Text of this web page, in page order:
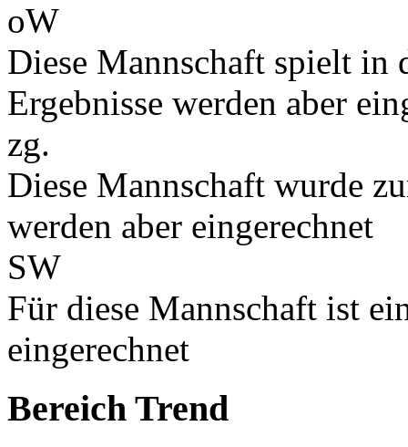
oW
Diese Mannschaft spielt in
Ergebnisse werden aber
zg.
Diese Mannschaft wurde
werden aber eingerechnet
SW
Für diese Mannschaft ist
eingerechnet
Bereich Trend